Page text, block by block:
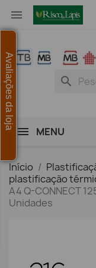

search
MENU
Início
plastificação
A4 Q-CONNECT
Unidades
Avaliações da loja